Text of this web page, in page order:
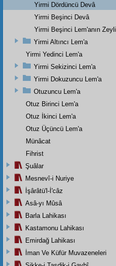
Yirmi Dördüncü Devâ
Yirmi Beşinci Devâ
Yirmi Beşinci Lem'anın Zeyli
Yirmi Altıncı Lem'a
Yirmi Yedinci Lem'a
Yirmi Sekizinci Lem'a
Yirmi Dokuzuncu Lem'a
Otuzuncu Lem'a
Otuz Birinci Lem'a
Otuz İkinci Lem'a
Otuz Üçüncü Lem'a
Münâcat
Fihrist
Şuâlar
Mesnevî-i Nuriye
İşârâtü'l-İ'câz
Asâ-yı Mûsâ
Barla Lahikası
Kastamonu Lahikası
Emirdağ Lahikası
İman Ve Küfür Muvazeneleri